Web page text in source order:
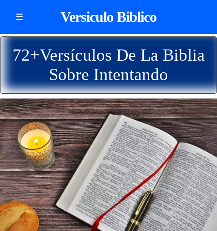
☰ Versiculo Biblico
72+Versículos De La Biblia
Sobre Intentando